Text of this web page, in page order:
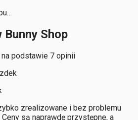
Shop
na podstawie 7 opinii
zrealizowane i bez problemu
są naprawdę przystępne, a